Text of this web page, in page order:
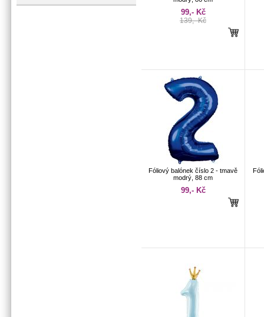
99,- Kč
139,- Kč
Fóliový balónek číslo 2 - tmavě
modrý, 88 cm
99,- Kč